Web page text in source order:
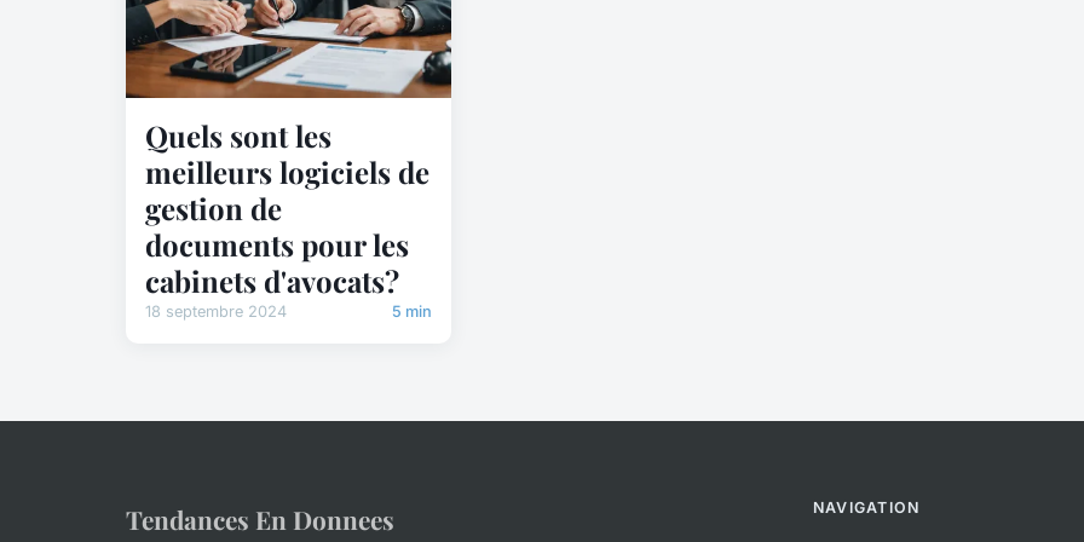
Quels sont les
meilleurs logiciels de
gestion de
documents pour les
cabinets d'avocats?
18 septembre 2024 5 min
Tendances En Donnees NAVIGATION